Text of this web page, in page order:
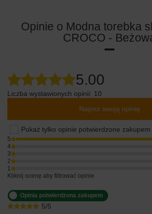
Opinie o Modna torebka
CROCO -
5.00
Liczba wystawionych opinii: 10
Napisz swoją opinię
Pokaż tylko opinie potwierdzone zakupem
5
4
3
2
1
Kliknij ocenę aby filtrować opinie
5/5
Opinia potwierdzona zakupem